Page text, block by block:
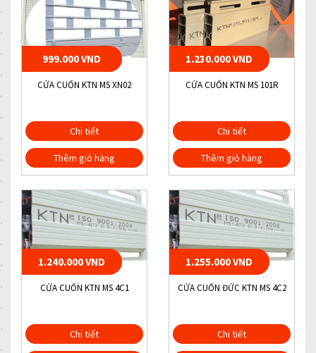
999.000 VND
CỬA CUỐN KTN MS XN02
Chi tiết
Thêm giỏ hàng
1.230.000 VND
CỬA CUỐN KTN MS 101R
Chi tiết
Thêm giỏ hàng
1.240.000 VND
CỬA CUỐN KTN MS 4C1
Chi tiết
1.255.000 VND
CỬA CUỐN ĐỨC KTN MS 4C2
Chi tiết